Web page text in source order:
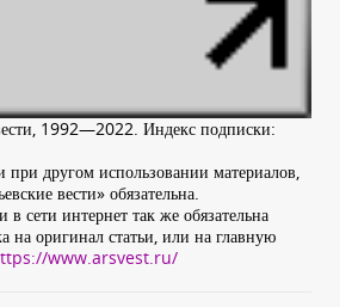
1992—2022. Индекс подписки:
при другом использовании материалов,
вести» обязательна.
сети интернет так же обязательна
на оригинал статьи, или на главную
www.arsvest.ru/